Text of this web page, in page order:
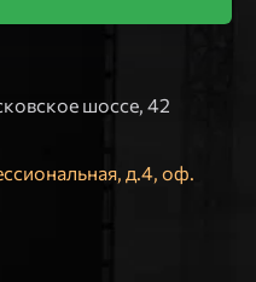
шоссе, 42
д.4, оф.